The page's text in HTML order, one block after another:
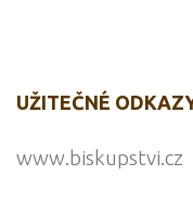
UŽITEČNÉ
www.biskupstvi.cz